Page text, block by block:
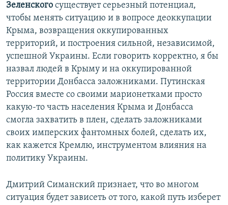
Зеленского существует серьезный потенциал,
чтобы менять ситуацию и в вопросе деоккупации
Крыма, возвращения оккупированных
территорий, и построения сильной, независимой,
успешной Украины. Если говорить корректно, я бы
назвал людей в Крыму и на оккупированной
территории Донбасса заложниками. Путинская
Россия вместе со своими марионетками просто
какую-то часть населения Крыма и Донбасса
смогла захватить в плен, сделать заложниками
своих имперских фантомных болей, сделать их,
как кажется Кремлю, инструментом влияния на
политику Украины.
Дмитрий Симанский признает, что во многом
ситуация будет зависеть от того, какой путь изберет